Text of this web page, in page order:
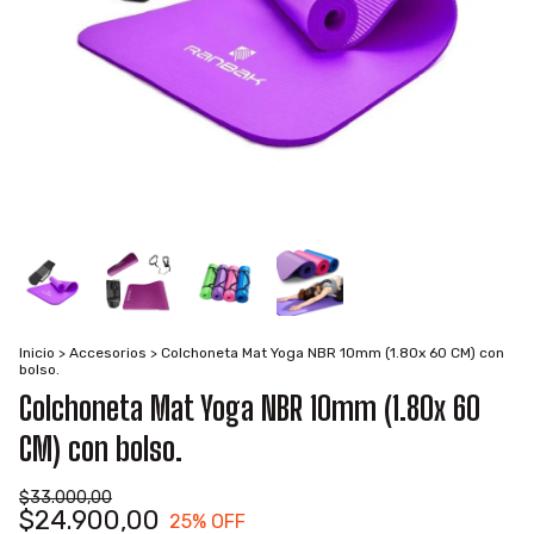
Inicio > Accesorios > Colchoneta Mat Yoga NBR 10mm (1.80x 60 CM) con
bolso.
Colchoneta Mat Yoga NBR 10mm (1.80x 60
CM) con bolso.
$33.000,00
$24.900,00 25% OFF